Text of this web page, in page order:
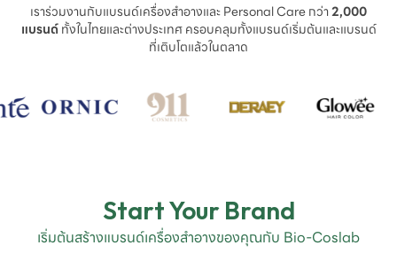
เราร่วมงานกับแบรนด์เครื่องสำอางและ Personal Care กว่า2,000
แบรนด์ทั้งในไทยและต่างประเทศ ครอบคลุมทั้งแบรนด์เริ่มต้นและแบรนด์
ที่เติบโตแล้วในตลาด
Start Your Brand
เริ่มต้นสร้างแบรนด์เครื่องสำอางของคุณกับ Bio-Coslab